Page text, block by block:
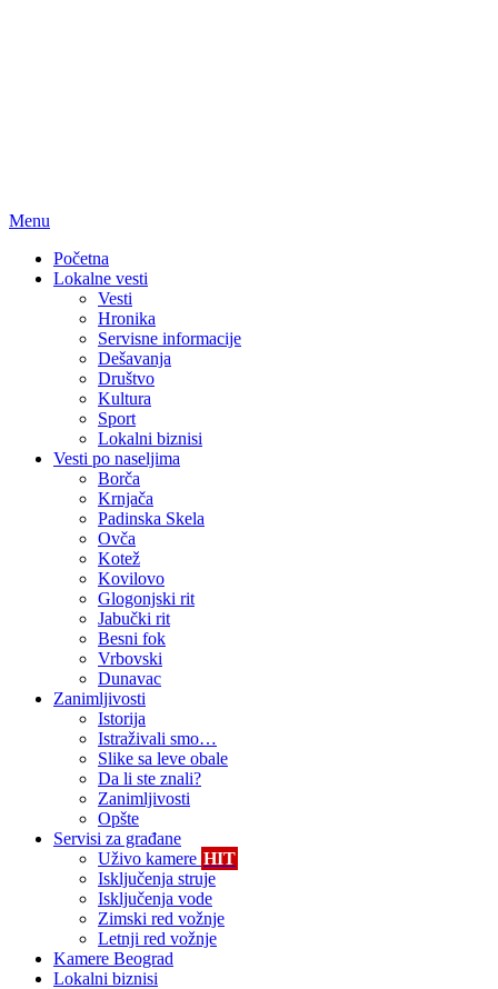
Menu
Početna
Lokalne vesti
Vesti
Hronika
Servisne informacije
Dešavanja
Društvo
Kultura
Sport
Lokalni biznisi
Vesti po naseljima
Borča
Krnjača
Padinska Skela
Ovča
Kotež
Kovilovo
Glogonjski rit
Jabučki rit
Besni fok
Vrbovski
Dunavac
Zanimljivosti
Istorija
Istraživali smo…
Slike sa leve obale
Da li ste znali?
Zanimljivosti
Opšte
Servisi za građane
Uživo kamere HIT
Isključenja struje
Isključenja vode
Zimski red vožnje
Letnji red vožnje
Kamere Beograd
Lokalni biznisi